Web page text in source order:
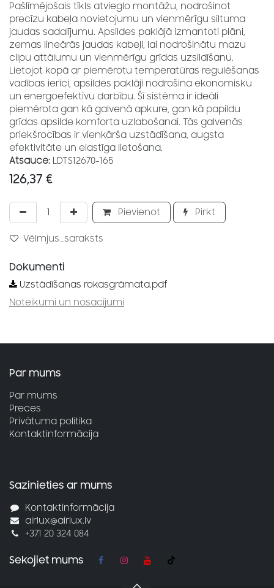
Pašlīmējošais tīkls atvieglo montāžu, nodrošinot
precīzu kabeļa novietojumu un vienmērīgu siltuma
jaudas sadalījumu. Apsildes paklājā izmantoti plāni,
zemas lineārās jaudas kabeļi, lai nodrošinātu mazu
cilpu attālumu un vienmērīgu grīdas uzsildīšanu.
Lietojot kopā ar piemērotu temperatūras regulēšanas
vadības ierīci, apsildes paklāji nodrošina ekonomisku
un energoefektīvu darbību. Šī sistēma ir ideāli
piemērota gan kā galvenā apkure, gan kā papildu
grīdas apsilde komforta uzlabošanai. Tās galvenās
priekšrocības ir vienkārša uzstādīšana, augsta
efektivitāte un elastīga lietošana.
Atsauce: LDTS12670-165
126,37 €
Pievienot Pirkt
Vēlmjus_saraksts
Dokumenti
Uzstādīšanas rokasgrāmata.pdf
Noteikumi un nosacījumi
Par mums
Par mums
Preces
Privātuma politika
Kontaktinformācija
Sazinieties ar mums
Kontaktinformācija
airlux@airlux.lv
+371 20 324 084
Sekojiet mums